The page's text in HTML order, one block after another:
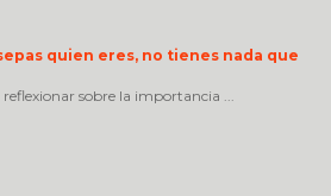
quien eres, no tienes nada que
sobre la importancia ...